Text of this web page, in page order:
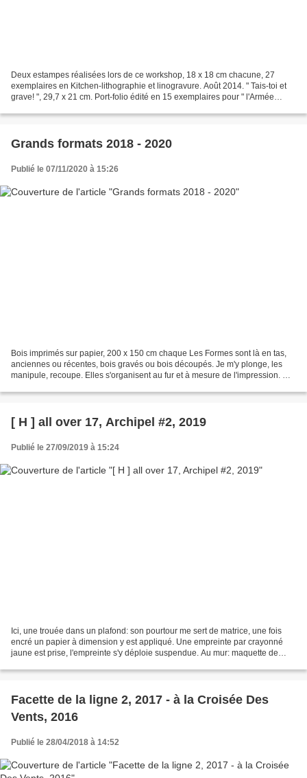
Deux estampes réalisées lors de ce workshop, 18 x 18 cm chacune, 27
exemplaires en Kitchen-lithographie et linogravure. Août 2014. " Tais-toi et
grave! ", 29,7 x 21 cm. Port-folio édité en 15 exemplaires pour " l'Armée
Grands formats 2018 - 2020
Publié le 07/11/2020 à 15:26
Bois imprimés sur papier, 200 x 150 cm chaque Les Formes sont là en tas,
anciennes ou récentes, bois gravés ou bois découpés. Je m'y plonge, les
manipule, recoupe. Elles s'organisent au fur et à mesure de l'impression. Un
[ H ] all over 17, Archipel #2, 2019
Publié le 27/09/2019 à 15:24
Ici, une trouée dans un plafond: son pourtour me sert de matrice, une fois
encré un papier à dimension y est appliqué. Une empreinte par crayonné
jaune est prise, l'empreinte s'y déploie suspendue. Au mur: maquette de
Facette de la ligne 2, 2017 - à la Croisée Des
Vents, 2016
Publié le 28/04/2018 à 14:52